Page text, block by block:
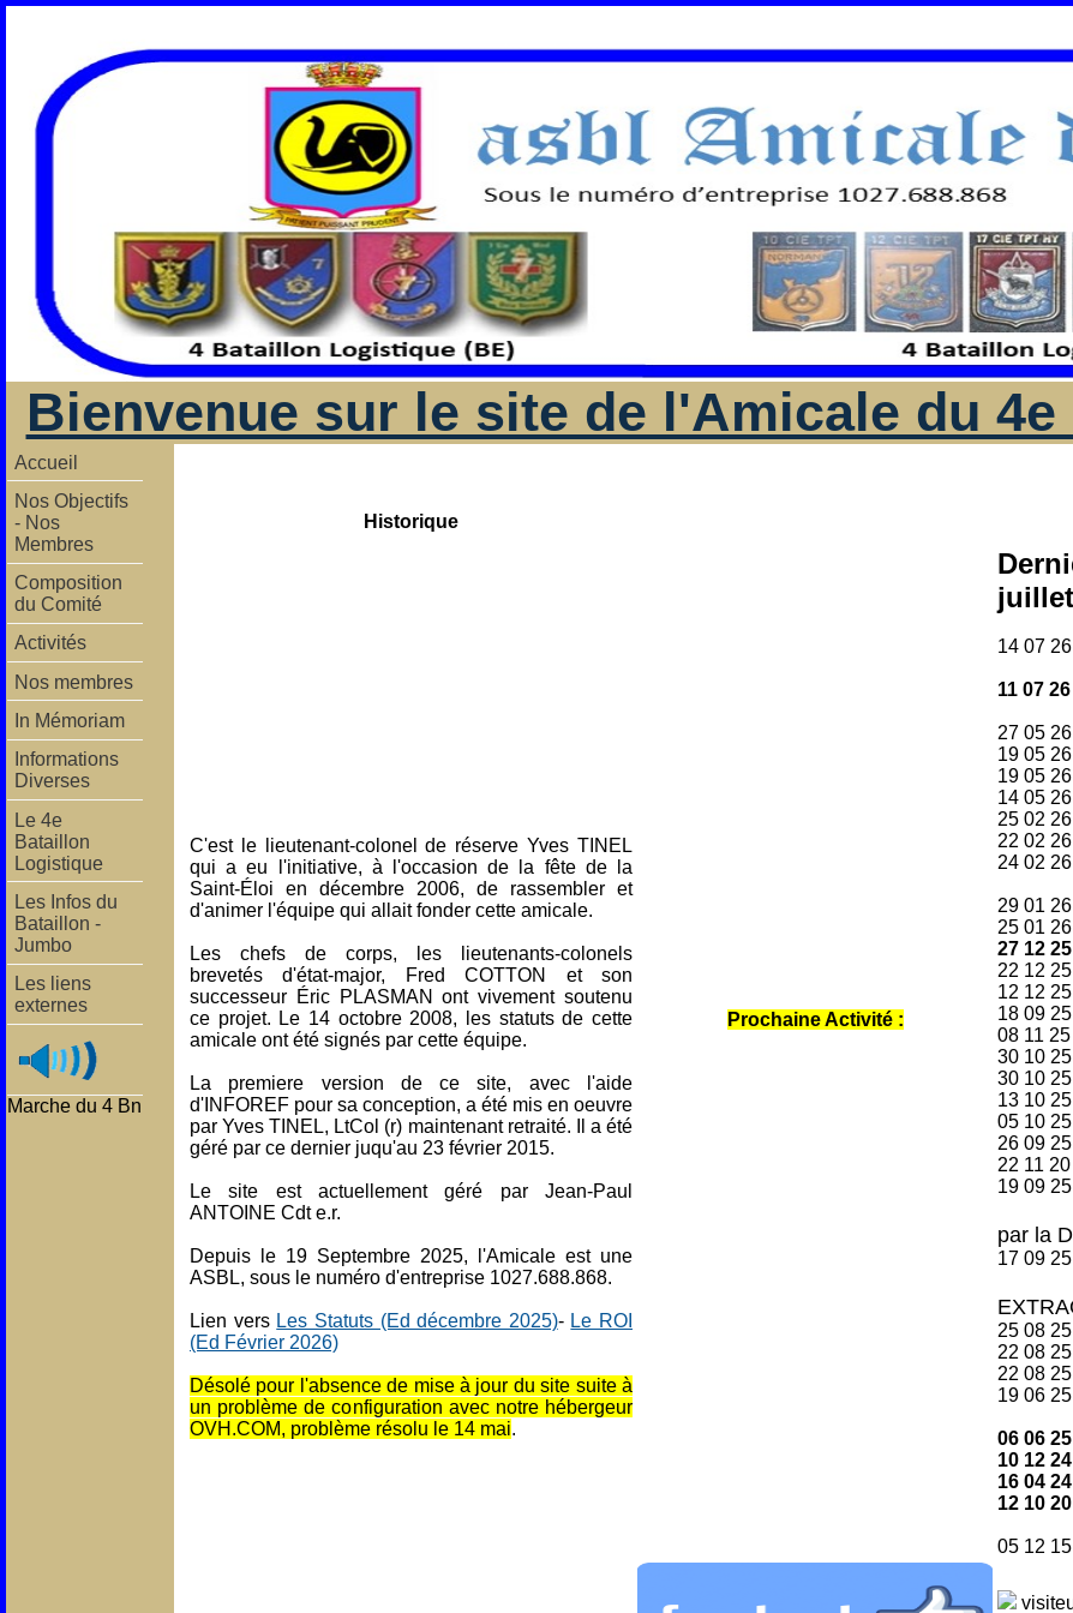
Bienvenue sur le site de l'Amicale du
Accueil
Nos Objectifs
- Nos
Membres
Composition
du Comité
Activités
Nos membres
In Mémoriam
Informations
Diverses
Le 4e
Bataillon
Logistique
Les Infos du
Bataillon -
Jumbo
Les liens
externes
Marche du 4 Bn
Historique
C'est le lieutenant-colonel de réserve Yves TINEL
qui a eu l'initiative, à l'occasion de la fête de la
Saint-Éloi en décembre 2006, de rassembler et
d'animer l'équipe qui allait fonder cette amicale.
Les chefs de corps, les lieutenants-colonels
brevetés d'état-major, Fred COTTON et son
successeur Éric PLASMAN ont vivement soutenu
ce projet. Le 14 octobre 2008, les statuts de cette
amicale ont été signés par cette équipe.
La premiere version de ce site, avec l'aide
d'INFOREF pour sa conception, a été mis en oeuvre
par Yves TINEL, LtCol (r) maintenant retraité. Il a été
géré par ce dernier juqu'au 23 février 2015.
Le site est actuellement géré par Jean-Paul
ANTOINE Cdt e.r.
Depuis le 19 Septembre 2025, l'Amicale est une
ASBL, sous le numéro d'entreprise 1027.688.868.
Lien vers Les Statuts (Ed décembre 2025)- Le ROI
(Ed Février 2026)
Désolé pour l'absence de mise à jour du site suite à
un problème de configuration avec notre hébergeur
OVH.COM, problème résolu le 14 mai.
Prochaine Activité :
14 07 26
11 07
27 05
19 05
19 05 26
14 05 26
25 02 26
22 02
24 02
Mise
29 01 26
25 01 26
27 12
22 12
12 12
18 09
08 11
30 10
30 10
13 10
05 10
26 09
22 11
19 09
par la
17 09
25 08
22 08
22 08
19 06
06 06
10 12
16 04
12 10
05 12